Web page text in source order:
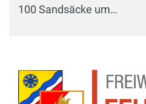
100 Sandsäcke um…